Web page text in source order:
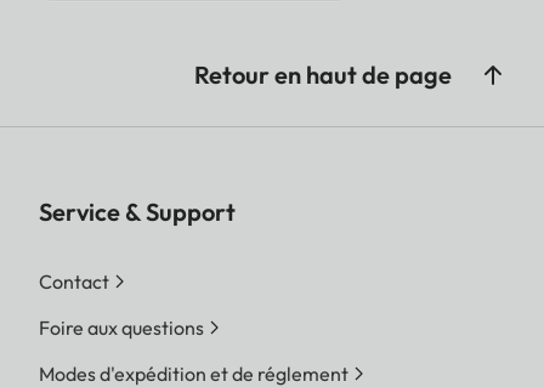
Retour en haut de page
Service & Support
Contact
Foire aux questions
Modes d'expédition et de réglement